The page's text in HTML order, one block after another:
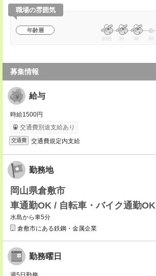
職場の雰囲気
年齢層
20代 30 40 50
募集情報
給与
時給1500円
交通費別途支給あり
交通費 交通費規定内支給
勤務地
岡山県倉敷市
車通勤OK / 自転車・バイク通勤OK
水島から車5分
倉敷市にある鉄鋼・金属企業
勤務曜日